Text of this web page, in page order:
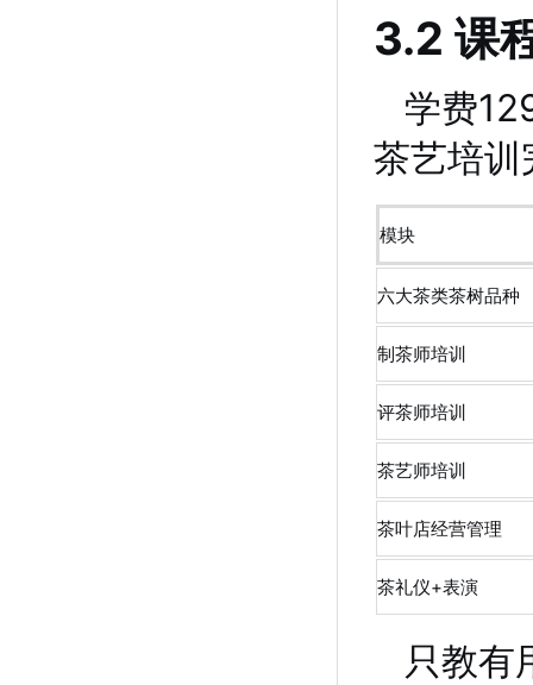
3.2 课
学费
茶艺培训
模块
六大茶类茶树品种
制茶师培训
评茶师培训
茶艺师培训
茶叶店经营管理
茶礼仪+表演
只教有